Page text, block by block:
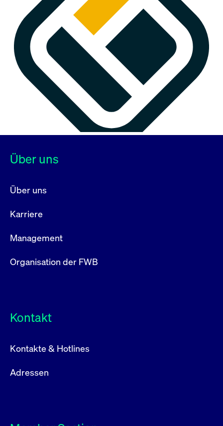
Über uns
Über uns
Karriere
Management
Organisation der FWB
Kontakt
Kontakte & Hotlines
Adressen